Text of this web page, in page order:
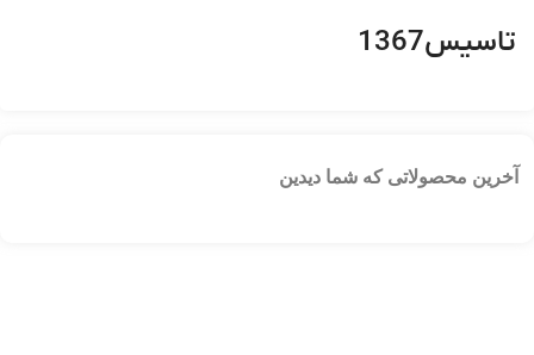
تاسیس1367
آخرین محصولاتی که شما دیدین